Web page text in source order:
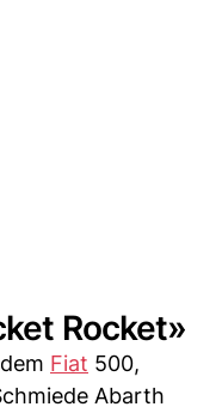
Rocket»
Fiat 500,
Abarth